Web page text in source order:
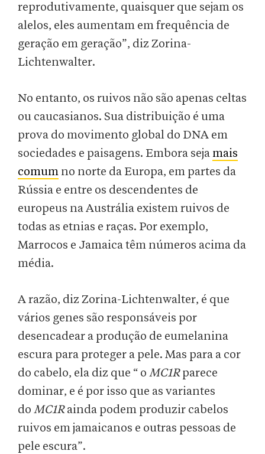
reprodutivamente, quaisquer que sejam os
alelos, eles aumentam em frequência de
geração em geração”, diz Zorina-
Lichtenwalter.
No entanto, os ruivos não são apenas celtas
ou caucasianos. Sua distribuição é uma
prova do movimento global do DNA em
sociedades e paisagens. Embora seja mais
comum no norte da Europa, em partes da
Rússia e entre os descendentes de
europeus na Austrália existem ruivos de
todas as etnias e raças. Por exemplo,
Marrocos e Jamaica têm números acima da
média.
A razão, diz Zorina-Lichtenwalter, é que
vários genes são responsáveis ​​por
desencadear a produção de eumelanina
escura para proteger a pele. Mas para a cor
do cabelo, ela diz que “ o MC1Rparece
dominar, e é por isso que as variantes
do MC1Rainda podem produzir cabelos
ruivos em jamaicanos e outras pessoas de
pele escura”.